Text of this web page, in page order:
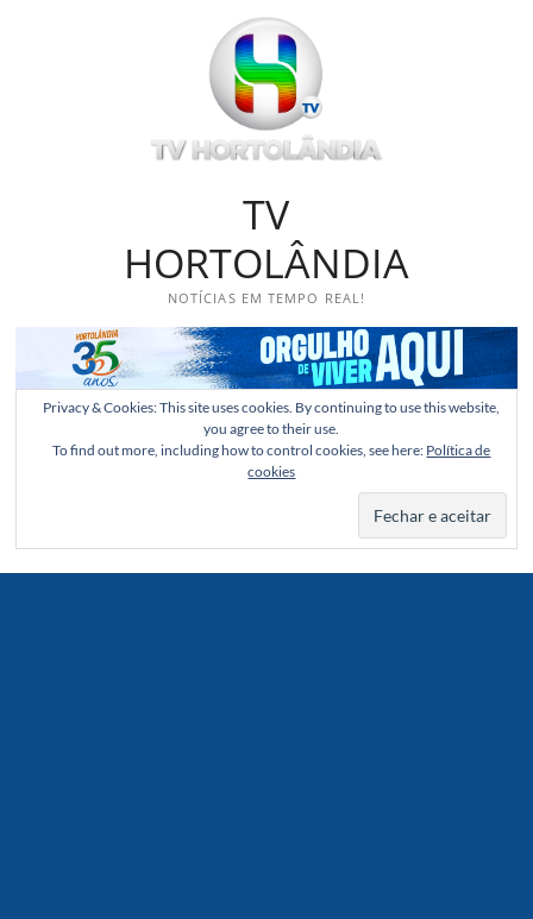
TV
HORTOLÂNDIA
NOTÍCIAS EM TEMPO REAL!
Privacy & Cookies: This site uses cookies. By continuing to use this website,
you agree to their use.
To find out more, including how to control cookies, see here: Política de
cookies